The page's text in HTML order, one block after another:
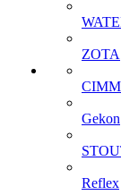
ZOTA
CIMM
Gekon
Reflex